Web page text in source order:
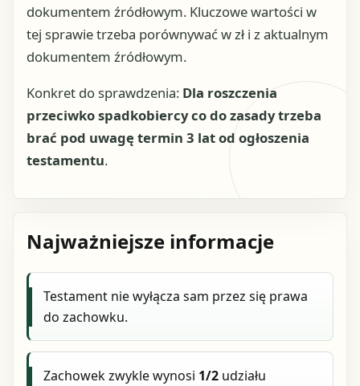
dokumentem źródłowym. Kluczowe wartości w
tej sprawie trzeba porównywać w zł i z aktualnym
dokumentem źródłowym.
Konkret do sprawdzenia: Dla roszczenia
przeciwko spadkobiercy co do zasady trzeba
brać pod uwagę termin 3 lat od ogłoszenia
testamentu.
Najważniejsze informacje
Testament nie wyłącza sam przez się prawa
do zachowku.
Zachowek zwykle wynosi 1/2 udziału